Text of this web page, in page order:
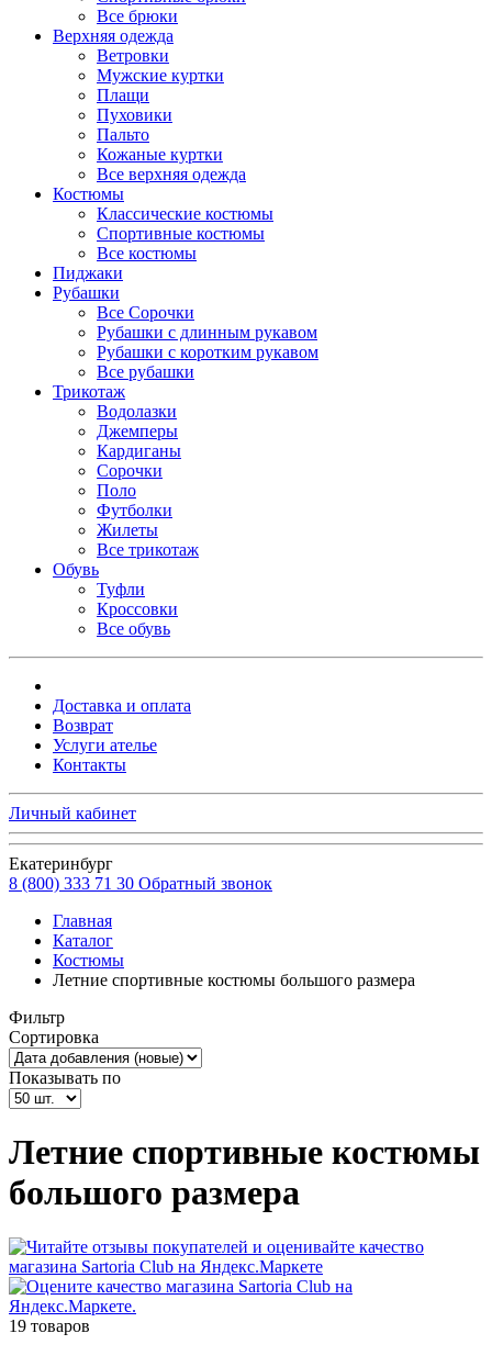
Все брюки
Верхняя одежда
Ветровки
Мужские куртки
Плащи
Пуховики
Пальто
Кожаные куртки
Все верхняя одежда
Костюмы
Классические костюмы
Спортивные костюмы
Все костюмы
Пиджаки
Рубашки
Все Сорочки
Рубашки с длинным рукавом
Рубашки с коротким рукавом
Все рубашки
Трикотаж
Водолазки
Джемперы
Кардиганы
Сорочки
Поло
Футболки
Жилеты
Все трикотаж
Обувь
Туфли
Кроссовки
Все обувь
Доставка и оплата
Возврат
Услуги ателье
Контакты
Личный кабинет
Екатеринбург
8 (800) 333 71 30 Обратный звонок
Главная
Каталог
Костюмы
Летние спортивные костюмы большого размера
Фильтр
Сортировка
Показывать по
Летние спортивные костюмы
большого размера
19 товаров